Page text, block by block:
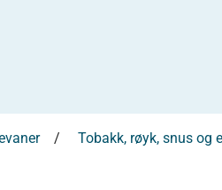
Tobakk, røyk, snus og